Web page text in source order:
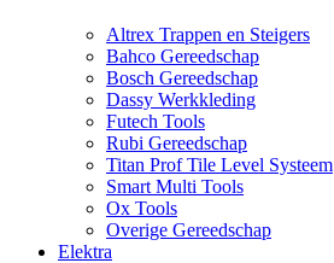
Altrex Trappen en Steigers
Bahco Gereedschap
Bosch Gereedschap
Dassy Werkkleding
Futech Tools
Rubi Gereedschap
Titan Prof Tile Level Systeem
Smart Multi Tools
Ox Tools
Overige Gereedschap
Elektra